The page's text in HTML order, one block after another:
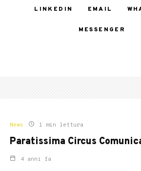
LINKEDIN EMAIL
MESSENGER
News 1 min lettura
Paratissima Circus
4 anni fa